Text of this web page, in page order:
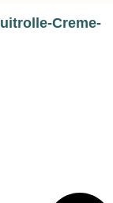
Creme-